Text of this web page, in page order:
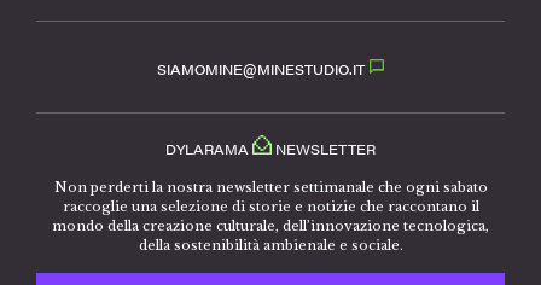
SIAMOMINE@MINESTUDIO.IT
DYLARAMA NEWSLETTER
Non perderti la nostra newsletter settimanale che ogni sabato
raccoglie una selezione di storie e notizie che raccontano il
mondo della creazione culturale, dell’innovazione tecnologica,
della sostenibilità ambienale e sociale.